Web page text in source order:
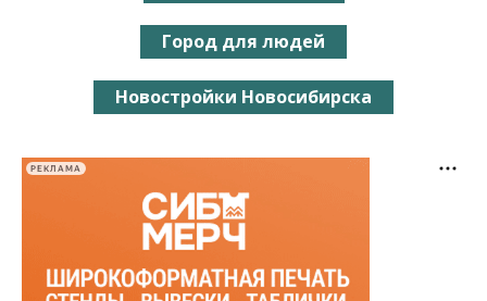
Город для людей
Новостройки Новосибирска
РЕКЛАМА